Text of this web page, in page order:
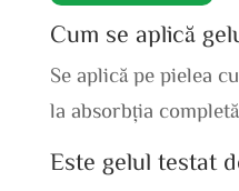
Cum se aplică
Se aplică pe pielea
la absorbția completă.
Este gelul testat